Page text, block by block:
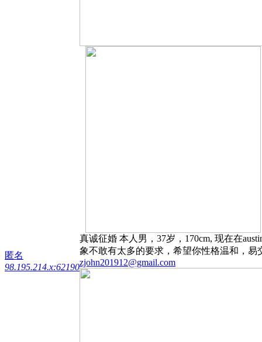
匿名
98.195.214.x:62190
真诚征婚 本人男，37岁，170cm, 现在在
象不敢有太多的要求，希望你性格温和，
zjohn201912@gmail.com